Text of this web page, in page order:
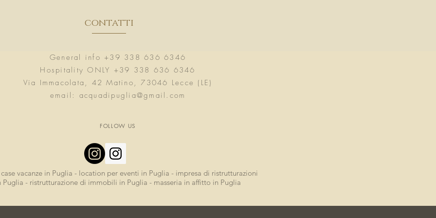
contatti
General info +39 338 636 6346
Hospitality ONLY +39 338 636 6346
Via Immacolata, 42 Matino, 73046 Lecce (LE)
email: acquadipuglia@gmail.com
FOLLOW US
vacanze in Puglia - location per eventi in Puglia - impresa di ristrutturazioni
Puglia - ristrutturazione di immobili in Puglia - masseria in affitto in Puglia